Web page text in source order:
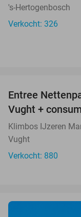
's-Hertogenbosch
Verkocht: 326
Entree
Vught +
Klimbos IJzeren
Vught
Verkocht: 880